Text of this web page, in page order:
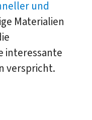
und
Materialien
interessante
verspricht.